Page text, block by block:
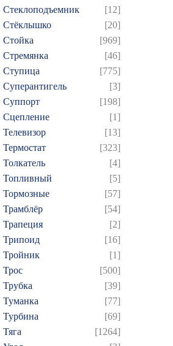
Стеклоподъемник
[12]
Стёклышко
[20]
Стойка
[969]
Стремянка
[46]
Ступица
[775]
Суперантигель
[3]
Суппорт
[198]
Сцепление
[1]
Телевизор
[13]
Термостат
[323]
Толкатель
[4]
Топливный
[5]
Тормозные
[57]
Трамблёр
[54]
Трапеция
[2]
Трипоид
[16]
Тройник
[1]
Трос
[500]
Трубка
[39]
Туманка
[77]
Турбина
[69]
Тяга
[1264]